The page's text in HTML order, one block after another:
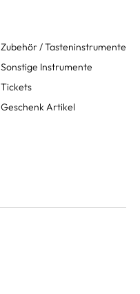
Zubehör / Tasteninstrumente
Sonstige Instrumente
Tickets
Geschenk Artikel